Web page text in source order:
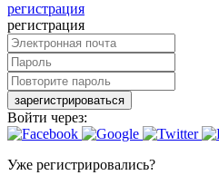
регистрация
регистрация
зарегистрироваться
Войти через:
Уже регистрировались?